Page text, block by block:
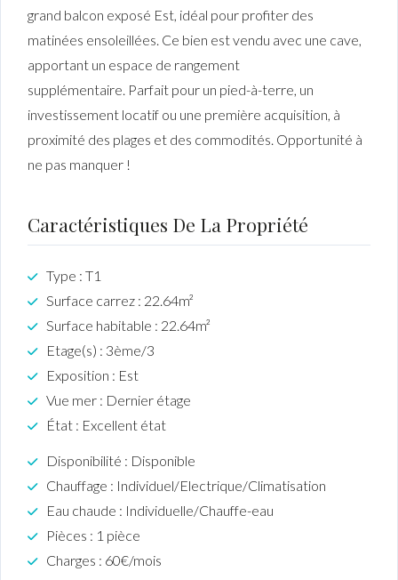
grand balcon exposé Est, idéal pour profiter des
matinées ensoleillées. Ce bien est vendu avec une cave,
apportant un espace de rangement
supplémentaire. Parfait pour un pied-à-terre, un
investissement locatif ou une première acquisition, à
proximité des plages et des commodités. Opportunité à
ne pas manquer !
Caractéristiques De La Propriété
Type : T1
Surface carrez : 22.64m²
Surface habitable : 22.64m²
Etage(s) : 3ème/3
Exposition : Est
Vue mer : Dernier étage
État : Excellent état
Disponibilité : Disponible
Chauffage : Individuel/Electrique/Climatisation
Eau chaude : Individuelle/Chauffe-eau
Pièces : 1 pièce
Charges : 60€/mois